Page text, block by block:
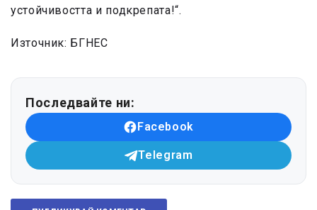
устойчивостта и подкрепата!“.
Източник: БГНЕС
Последвайте ни:
Facebook
Telegram